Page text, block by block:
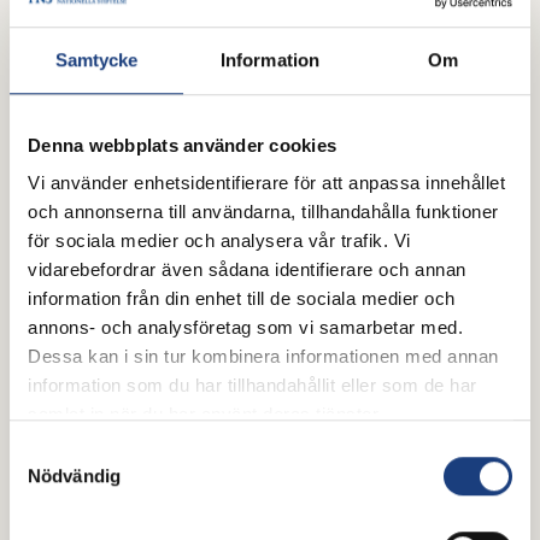
Samtycke Information Om
Denna webbplats använder cookies
Vi använder enhetsidentifierare för att anpassa innehållet
och annonserna till användarna, tillhandahålla funktioner
för sociala medier och analysera vår trafik. Vi
vidarebefordrar även sådana identifierare och annan
information från din enhet till de sociala medier och
annons- och analysföretag som vi samarbetar med.
Dessa kan i sin tur kombinera informationen med annan
information som du har tillhandahållit eller som de har
Nödvändig
inför valet 2026
Vill du lära dig mer om vad partierna tycker inför
riksdagsvalet 2026? ATG har tagit fram en
valkompass där riksdagspartierna fått ta ställning till
15 frågor om hästsport, landsbygdsutveckling och
hästnäringens framtid.
Pressmeddelande